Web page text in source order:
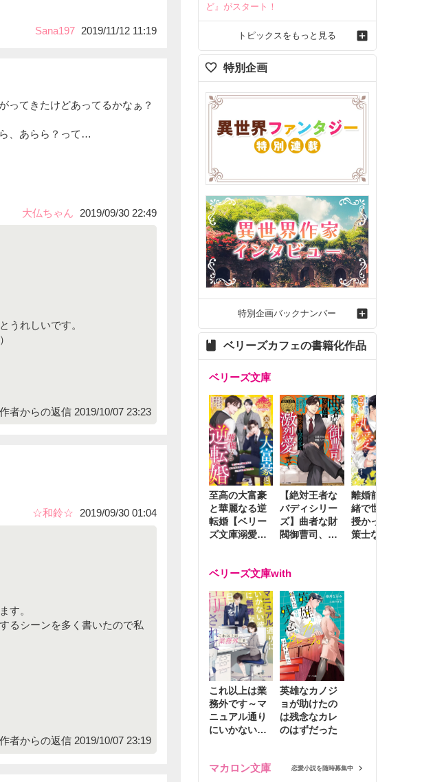
Sana197 2019/11/12 11:19
ってきたけどあってるかなぁ？
、あらら？って…
大仏ちゃん
2019/09/30 22:49
れしいです。
作者からの返信 2019/10/07 23:23
☆和鈴☆
2019/09/30 01:04
す。
るシーンを多く書いたので私
作者からの返信 2019/10/07 23:19
ど』がスタート！
トピックスをもっと見る
特別企画
特別企画バックナンバー
ベリーズカフェの書籍化作品
ベリーズ文庫
至高の大富豪
と華麗なる逆
転婚【ベリー
ズ文庫溺愛ア
【絶対王者な
バディシリー
ズ】曲者な財
閥御曹司、笑
激烈愛で貫く
離婚前夜に内
緒で世継ぎを
授かったら～
策士な御曹司
ベリーズ文庫with
これ以上は業
務外です～マ
ニュアル通り
にいかない彼
英雄なカノジ
ョが助けたの
は残念なカレ
のはずだった
マカロン文庫 恋愛小説を随時募集中